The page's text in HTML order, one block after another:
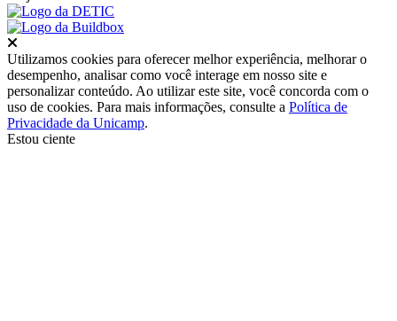
Utilizamos cookies para oferecer melhor experiência, melhorar o
desempenho, analisar como você interage em nosso site e
personalizar conteúdo. Ao utilizar este site, você concorda com o
uso de cookies. Para mais informações, consulte a Política de
Privacidade da Unicamp.
Estou ciente